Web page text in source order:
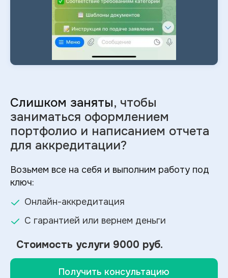
Слишком заняты, чтобы
заниматься оформлением
портфолио и написанием отчета
для аккредитации?
Возьмем все на себя и выполним работу под
ключ:
Онлайн-аккредитация
С гарантией или вернем деньги
Стоимость услуги 9000 руб.
Получить консультацию